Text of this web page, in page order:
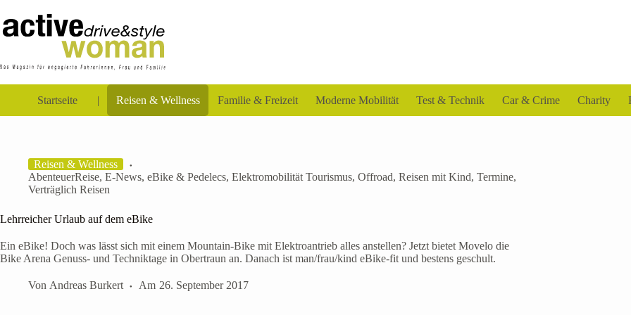
Inhalt
springen
Startseite Reisen & Wellness Familie & Freizeit Moderne Mobilität Test & Technik Car & Crime Charity
Reisen & Wellness
AbenteuerReise, E-News, eBike & Pedelecs, Elektromobilität Tourismus, Offroad, Reisen mit Kind, Termine,
Verträglich Reisen
Lehrreicher Urlaub auf dem eBike
Ein eBike! Doch was lässt sich mit einem Mountain-Bike mit Elektroantrieb alles anstellen? Jetzt bietet Movelo die
Bike Arena Genuss- und Techniktage in Obertraun an. Danach ist man/frau/kind eBike-fit und bestens geschult.
Von Andreas Burkert Am 26. September 2017